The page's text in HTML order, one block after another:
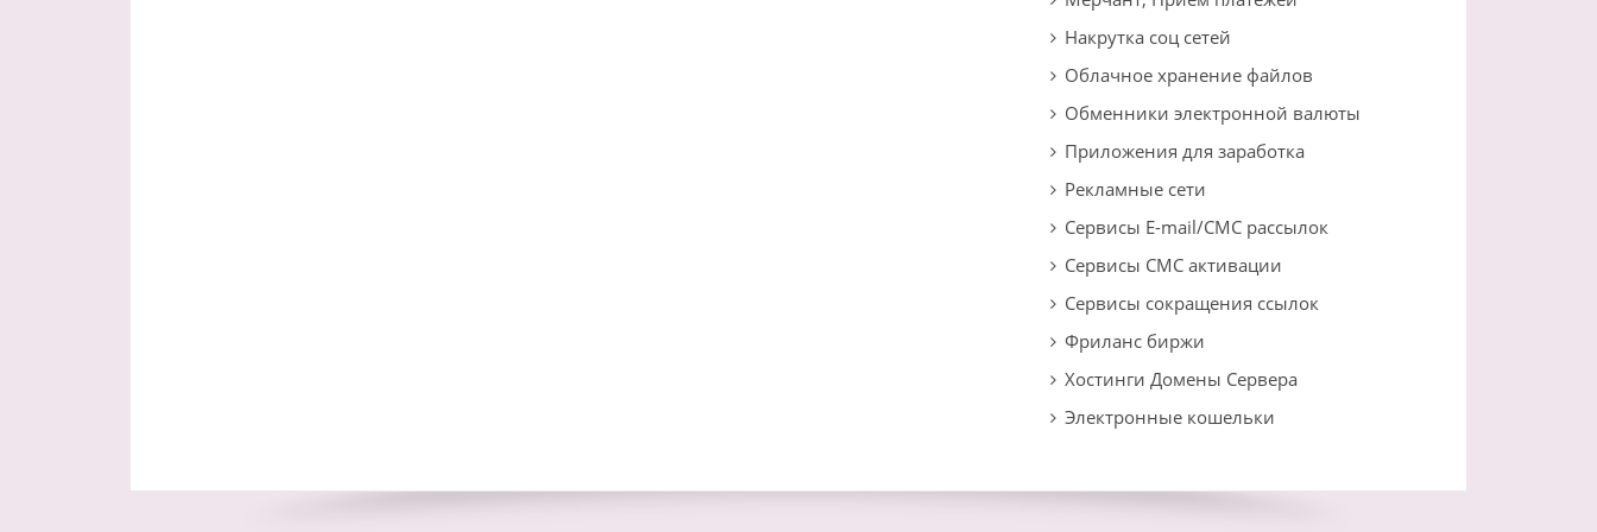
Накрутка соц сетей
Облачное хранение файлов
Обменники электронной валюты
Приложения для заработка
Рекламные сети
Сервисы E-mail/СМС рассылок
Сервисы СМС активации
Сервисы сокращения ссылок
Фриланс биржи
Хостинги Домены Сервера
Электронные кошельки